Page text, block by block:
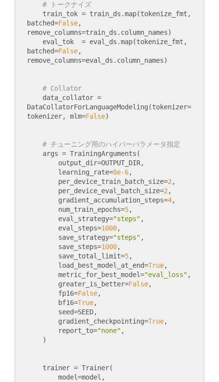
# トークナイズ
train_tok = train_ds.map(tokenize_fmt,
batched=False,
remove_columns=train_ds.column_names)
eval_tok  = eval_ds.map(tokenize_fmt,
batched=False,
# Collator
data_collator =
DataCollatorForLanguageModeling(tokenizer=
tokenizer, mlm=False
# チューニング用のハイパーパラメータ指定
args = TrainingArguments(
output_dir=OUTPUT_DIR,
learning_rate=8e-6,
per_device_train_batch_size=2 ,
per_device_eval_batch_size=2 ,
gradient_accumulation_steps=4,
num_train_epochs=5,
eval_strategy="steps" ,
eval_steps=1000,
save_strategy="steps" ,
save_steps=1000,
save_total_limit=5,
load_best_model_at_end=True,
metric_for_best_model="eval_loss" ,
greater_is_better=False,
fp16=False,
bf16=True,
seed=SEED,
gradient_checkpointing=True,
report_to="none" ,
trainer = Trainer(
model=model,